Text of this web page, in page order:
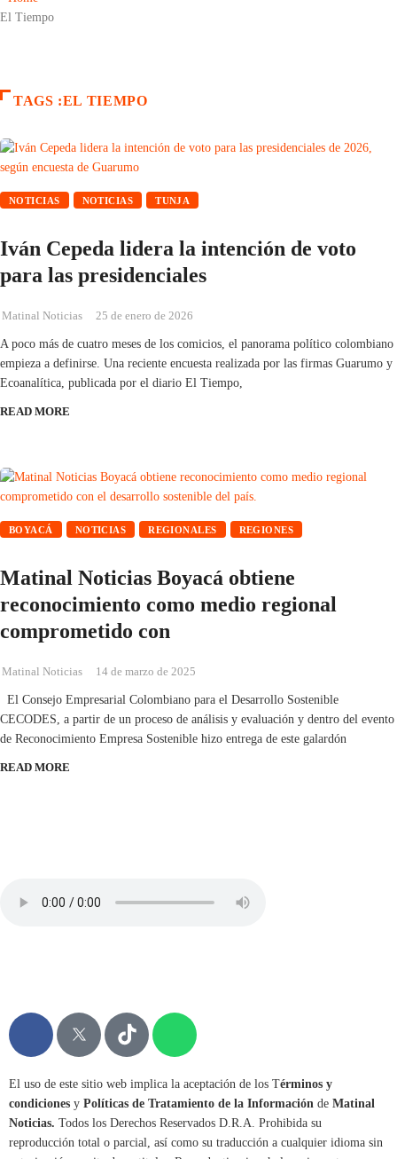
El Tiempo
TAGS :EL TIEMPO
NOTICIAS NOTICIAS TUNJA
Iván Cepeda lidera la intención de voto
para las presidenciales
Matinal Noticias 25 de enero de 2026
A poco más de cuatro meses de los comicios, el panorama político colombiano
empieza a definirse. Una reciente encuesta realizada por las firmas Guarumo y
Ecoanalítica, publicada por el diario El Tiempo,
READ MORE
BOYACÁ NOTICIAS REGIONALES REGIONES
Matinal Noticias Boyacá obtiene
reconocimiento como medio regional
comprometido con
Matinal Noticias 14 de marzo de 2025
El Consejo Empresarial Colombiano para el Desarrollo Sostenible
CECODES, a partir de un proceso de análisis y evaluación y dentro del evento
de Reconocimiento Empresa Sostenible hizo entrega de este galardón
READ MORE
El uso de este sitio web implica la aceptación de los Términos y
condiciones y Políticas de Tratamiento de la Información de Matinal
Noticias. Todos los Derechos Reservados D.R.A. Prohibida su
reproducción total o parcial, así como su traducción a cualquier idioma sin